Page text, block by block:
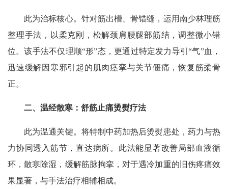
此为治标核心。针对筋出槽、骨错缝，运用南少林理筋
整理手法，以柔克刚，松解颈肩腰腿部筋结，调整微小错
位。该手法不仅理顺“形”态，更通过特定发力导引“气”血，
迅速缓解因寒邪引起的肌肉痉挛与关节僵痛，恢复筋柔骨
正。
二、温经散寒：舒筋止痛烫熨疗法
此为温通关键。将特制中药加热后烫熨患处，药力与热
力协同透入筋节，直达病所。此法能显著改善局部血液循
环，散寒除湿，缓解筋脉拘挛，对于遇冷加重的旧伤疼痛效
果显著，与手法治疗相辅相成。